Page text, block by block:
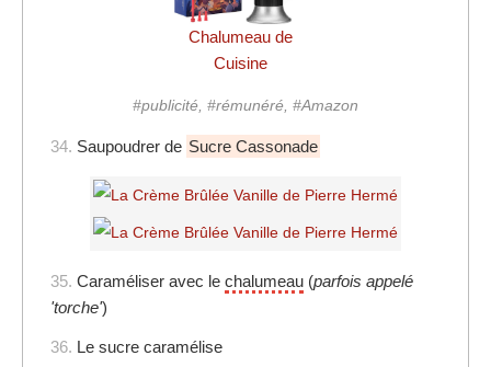
Chalumeau de
Cuisine
#publicité, #rémunéré, #Amazon
34. Saupoudrer de Sucre Cassonade
35. Caraméliser avec le chalumeau (parfois appelé
'torche')
36. Le sucre caramélise